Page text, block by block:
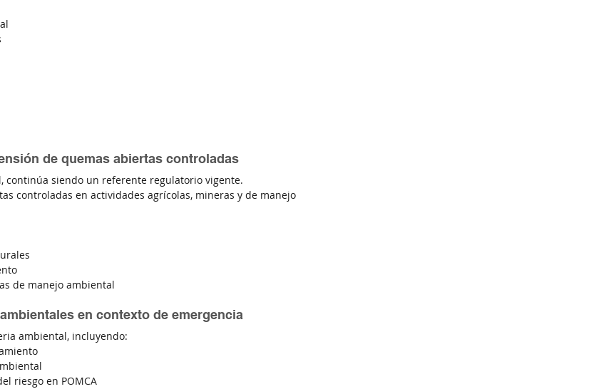
de quemas abiertas controladas
siendo un referente regulatorio vigente.
controladas en actividades agrícolas, mineras y de manejo
de manejo ambiental
en contexto de emergencia
ambiental, incluyendo:
riesgo en POMCA